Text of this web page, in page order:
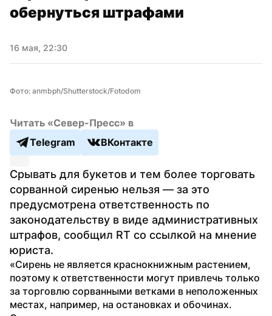
обернуться штрафами
16 мая, 22:30
Фото: anmbph/Shutterstock/Fotodom
Читать «Север-Пресс» в
Telegram
ВКонтакте
Срывать для букетов и тем более торговать
сорванной сиренью нельзя — за это
предусмотрена ответственность по
законодательству в виде административных
штрафов, сообщил RT со ссылкой на мнение
юриста.
«Сирень не является краснокнижным растением,
поэтому к ответственности могут привлечь только
за торговлю сорванными ветками в неположенных
местах, например, на остановках и обочинах.